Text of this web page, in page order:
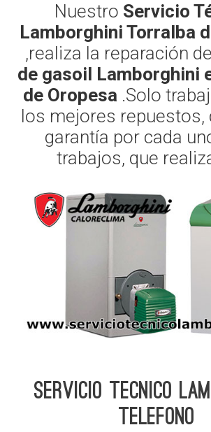
Nuestro Servicio
Lamborghini Torralba
,realiza la reparación de
de gasoil Lamborghini
de Oropesa .Solo
los mejores repuestos,
garantía por cada
trabajos, que
Servicio Tecnico
telefono